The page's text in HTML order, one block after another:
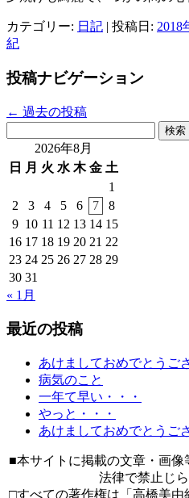
カテゴリー: 日記 | 投稿日: 2018
紀
投稿ナビゲーション
← 過去の投稿
2026年8月
日
月 火 水 木 金 土
1
2
3 4 5 6 7
8
9 10 11 12 13 14 15
16 17 18 19 20 21 22
23 24 25 26 27 28 29
30 31
« 1月
最近の投稿
あけましておめでとうご
病気のこと
一年て早い・・・
やっと・・・
あけましておめでとうご
■本サイトに掲載の文章・画
法律で禁止じ
□すべての著作権は「高橋美